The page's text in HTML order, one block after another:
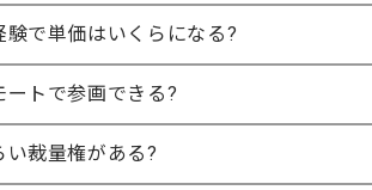
・MapLibreを用いた実務経験
・PostgreSQL、PostGIS環境の経験
・配送システムの知識
上記に似た経験やスキルをお持ちであれば申
験で単価はいくらになる?
ートで参画できる?
い裁量権がある?